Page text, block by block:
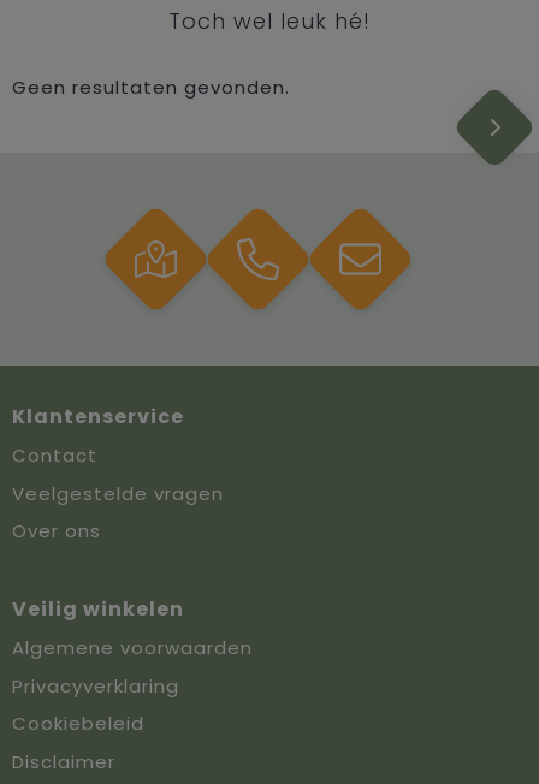
Toch wel leuk hé!
Geen resultaten gevonden.
Klantenservice
Contact
Veelgestelde vragen
Over ons
Veilig winkelen
Algemene voorwaarden
Privacyverklaring
Cookiebeleid
Disclaimer